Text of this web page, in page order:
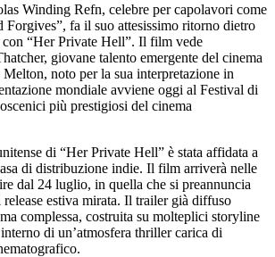
Winding Refn, celebre per capolavori come
fa il suo attesissimo ritorno dietro
con “Her Private Hell”. Il film vede
giovane talento emergente del cinema
noto per la sua interpretazione in
mondiale avviene oggi al Festival di
più prestigiosi del cinema
di “Her Private Hell” è stata affidata a
di distribuzione indie. Il film arriverà nelle
dal 24 luglio, in quella che si preannuncia
release estiva mirata. Il trailer già diffuso
complessa, costruita su molteplici storyline
di un’atmosfera thriller carica di